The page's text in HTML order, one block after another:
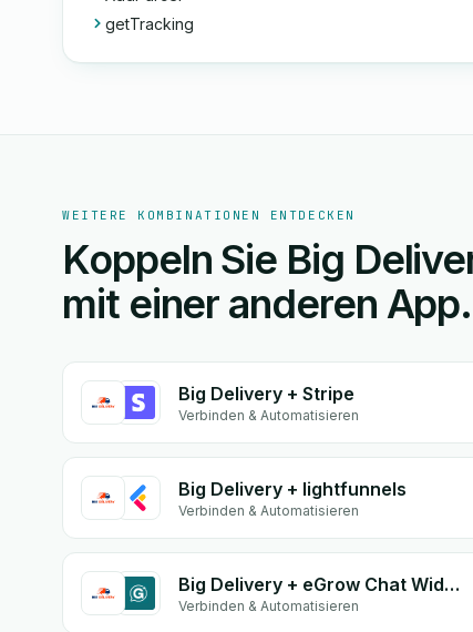
getTracking
WEITERE KOMBINATIONEN ENTDECKEN
Koppeln Sie Big
mit einer anderen App.
Big Delivery + Stripe
Verbinden & Automatisieren
Big Delivery + lightfunnels
Verbinden & Automatisieren
Big Delivery + eGrow Chat Widget
Verbinden & Automatisieren